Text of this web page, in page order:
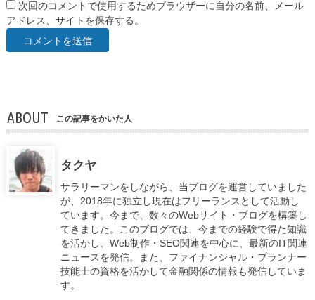
次回のコメントで使用するためブラウザーに自分の名前、メール
アドレス、サイトを保存する。
ABOUT この記事をかいた人
タクヤ
サラリーマンをしながら、当ブログを運営していました
が、2018年に独立し現在はフリーランスとして活動し
ています。今まで、数々のWebサイト・ブログを構築し
てきました。このブログでは、今までの経験で得た知識
を活かし、Web制作・SEO関連を中心に、最新のIT関連
ニュースを発信。また、ファイナンシャル・プランナー
技能士の資格を活かして金融関係の情報も発信していま
す。